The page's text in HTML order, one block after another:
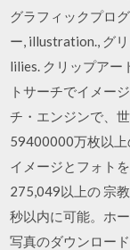
グラフィックプロ
ー, illustration., グ
lilies. クリップアー
トサーチでイメー
チ・エンジンで、
59400000万枚以
イメージとフォト
275,049以上の 宗
秒以内に可能。ホ
写真のダウンロー